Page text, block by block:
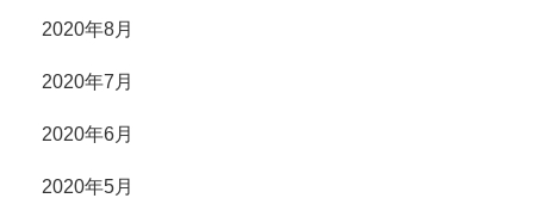
2020年8月
2020年7月
2020年6月
2020年5月